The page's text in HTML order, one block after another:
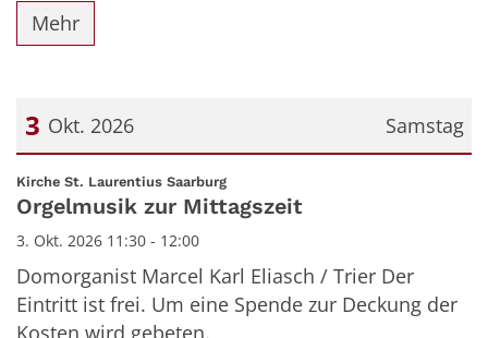
Mehr
Samstag
3 Okt. 2026
Datum: 3. Oktober 2026
Kirche St. Laurentius Saarburg:
Orgelmusik zur Mittagszeit
3. Okt. 2026 11:30 - 12:00
Domorganist Marcel Karl Eliasch / Trier Der
Eintritt ist frei. Um eine Spende zur Deckung der
Kosten wird gebeten.